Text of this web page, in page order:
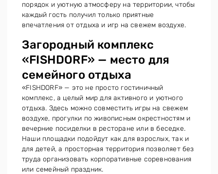
порядок и уютную атмосферу на территории, чтобы
каждый гость получил только приятные
впечатления от отдыха и игр на свежем воздухе.
Загородный комплекс
«FISHDORF» — место для
семейного отдыха
«FISHDORF» — это не просто гостиничный
комплекс, а целый мир для активного и уютного
отдыха. Здесь можно совместить игры на свежем
воздухе, прогулки по живописным окрестностям и
вечерние посиделки в ресторане или в беседке.
Наши площадки подойдут как для взрослых, так и
для детей, а просторная территория позволяет без
труда организовать корпоративные соревнования
или семейный праздник.